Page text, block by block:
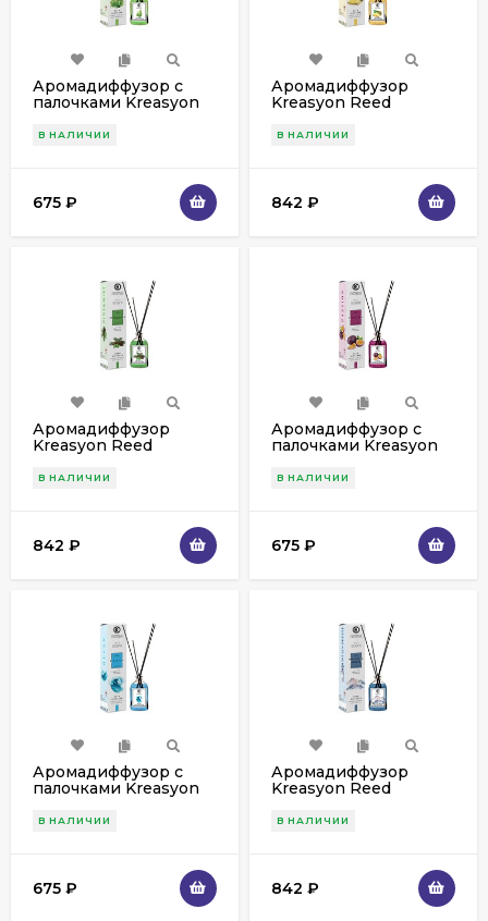
Аромадиффузор с
палочками Kreasyon
Seaweed 115 ml
В НАЛИЧИИ
675 ₽
Аромадиффузор
Kreasyon Reed
мл
В НАЛИЧИИ
842 ₽
Аромадиффузор
Kreasyon Reed
мл
В НАЛИЧИИ
842 ₽
Аромадиффузор с
палочками Kreasyon
Fruit 115 ml
В НАЛИЧИИ
675 ₽
Аромадиффузор с
палочками Kreasyon
115 ml
В НАЛИЧИИ
675 ₽
Аромадиффузор
Kreasyon Reed
Breeze 115 мл
В НАЛИЧИИ
842 ₽